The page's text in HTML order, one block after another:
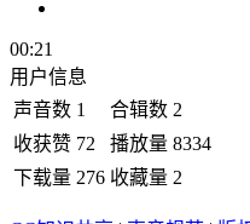
00:21
用户信息
声音数 1 合辑数 2
收获赞 72 播放量 8334
下载量 276 收藏量 2